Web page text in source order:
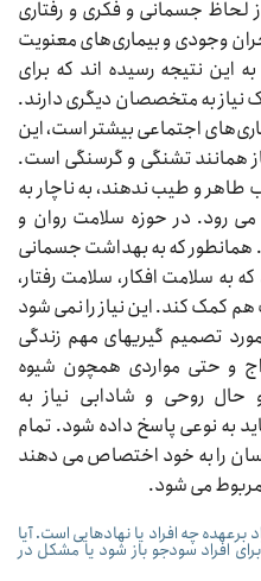
لحاظ جسمانی و فکری و رفتاری
وجودی و بیماری‌های معنویت
این نتیجه رسیده اند که برای
نیاز به متخصصان دیگری دارند.
اجتماعی بیشتر است، این
همانند تشنگی و گرسنگی است.
طاهر و طیب ندهند، به ناچار به
رود. در حوزه سلامت روان و
که به بهداشت جسمانی
به سلامت افکار، سلامت رفتار،
کمک کند. این نیاز را نمی شود
تصمیم گیریهای مهم زندگی
و حتی مواردی همچون شیوه
روحی و شادابی نیاز به
به نوعی پاسخ داده شود. تمام
انسان را به خود اختصاص می دهند
برعهده چه افراد یا نهادهایی است. آیا
افراد سودجو باز شود یا مشکل در